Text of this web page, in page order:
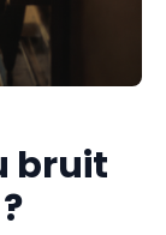
bruit